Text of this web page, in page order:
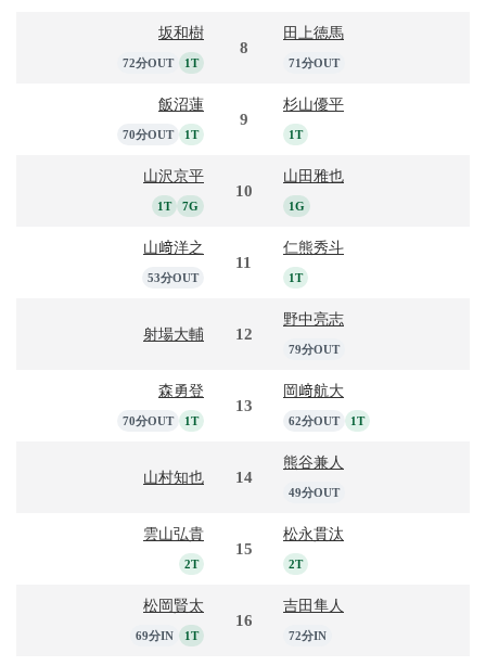
坂和樹
72分OUT 1T
8
田上徳馬
71分OUT
飯沼蓮
70分OUT 1T
9
杉山優平
1T
山沢京平
1T 7G
10
山田雅也
1G
山﨑洋之
53分OUT
11
仁熊秀斗
1T
射場大輔 12
野中亮志
79分OUT
森勇登
70分OUT 1T
13
岡﨑航大
62分OUT 1T
山村知也 14
熊谷兼人
49分OUT
雲山弘貴
2T
15
松永貫汰
2T
松岡賢太
69分IN 1T
16
吉田隼人
72分IN